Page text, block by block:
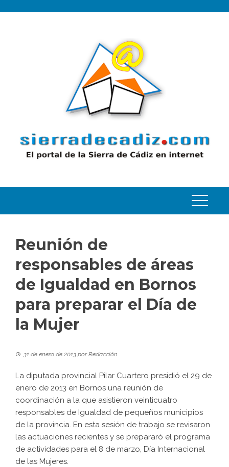
Reunión de
responsables de áreas
de Igualdad en Bornos
para preparar el Día de
la Mujer
31 de enero de 2013 porRedacción
La diputada provincial Pilar Cuartero presidió el 29 de
enero de 2013 en Bornos una reunión de
coordinación a la que asistieron veinticuatro
responsables de Igualdad de pequeños municipios
de la provincia. En esta sesión de trabajo se revisaron
las actuaciones recientes y se prepararó el programa
de actividades para el 8 de marzo, Día Internacional
de las Mujeres.